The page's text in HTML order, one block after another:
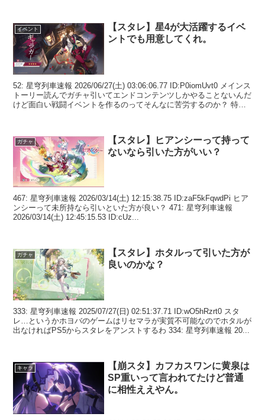
イベント
【スタレ】星4が大活躍するイベ
ントでも用意してくれ。
52: 星穹列車速報 2026/06/27(土) 03:06:06.77 ID:P0iomUvt0 メインス
トーリー読んでガチャ引いてエンドコンテンツしかやることないんだ
けど面白い戦闘イベントを作るのってそんなに苦労するのか？ 特定
ガチャ
【スタレ】ヒアンシーって持って
ないなら引いた方がいい？
467: 星穹列車速報 2026/03/14(土) 12:15:38.75 ID:zaF5kFqwdPi ヒア
ンシーって未所持なら引いといた方が良い？ 471: 星穹列車速報
2026/03/14(土) 12:45:15.53 ID:cUz...
ガチャ
【スタレ】ホタルって引いた方が
良いのかな？
333: 星穹列車速報 2025/07/27(日) 02:51:37.71 ID:wO5hRzrt0 スタ
レ…というかホヨバのゲームはリセマラが実質不可能なのでホタルが
出なければPS5からスタレをアンストするわ 334: 星穹列車速報 20...
キャラ
【崩スタ】カフカスワンに黄泉は
SP重いって言われてたけど普通
に相性ええやん。